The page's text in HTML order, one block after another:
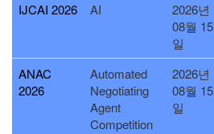
IJCAI 2026 AI
2026년
08월 15
일
ANAC
2026
Automated
Negotiating
Agent
Competition
2026년
08월 15
일